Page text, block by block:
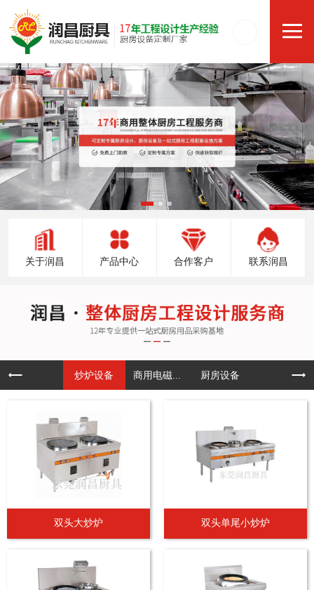
关于润昌 产品中心 合作客户 联系润昌
炒炉设备 商用电磁... 厨房设备
双头大炒炉 双头单尾小炒炉